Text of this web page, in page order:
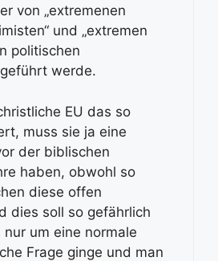
von „extremenen
und „extremen
politischen
werde.
EU das so
muss sie ja eine
der biblischen
haben, obwohl so
diese offen
dies soll so gefährlich
nur um eine normale
Frage ginge und man